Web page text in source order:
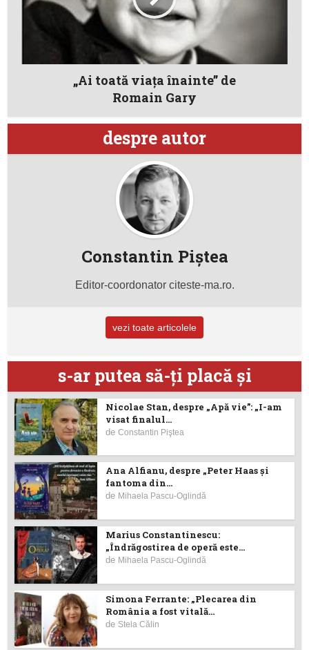
„Ai toată viaţa înainte” de
Romain Gary
despre autor
Constantin Piştea
Editor-coordonator citeste-ma.ro.
vezi toate articolele
s-ar putea să-ţi placă şi
Nicolae Stan, despre „Apă vie”: „I-am
visat finalul...
deConstantin Piştea
Ana Alfianu, despre „Peter Haas și
fantoma din...
de Mihaela Pascu-Oglindă
Marius Constantinescu:
„Îndrăgostirea de operă este...
de Mihaela Pascu-Oglindă
Simona Ferrante: „Plecarea din
România a fost vitală...
de Stela Călin